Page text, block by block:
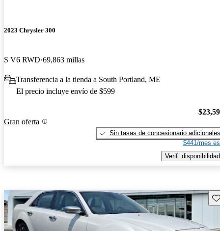
2023 Chrysler 300
S V6 RWD 69,863 millas
Transferencia a la tienda a South Portland, ME
El precio incluye envío de $599
Gran oferta
Sin tasas de concesionario adicionales
$441/mes
Verif. disponibilidad